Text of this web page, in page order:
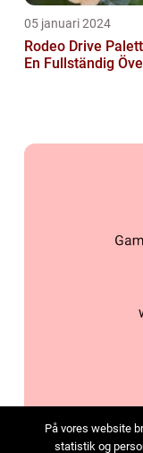
05 januari 2024
Rodeo Drive
En Fullständig
På vores website
statistik og